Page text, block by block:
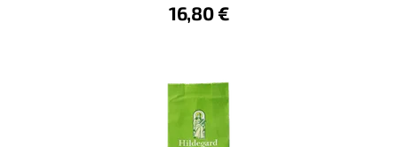
16,80 €